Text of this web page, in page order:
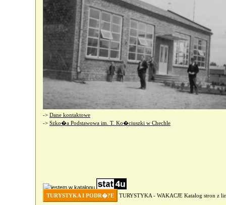
-> Dane kontaktowe
-> Szko�a Podstawowa im. T. Ko�ciuszki w Chechle
TURYSTYKA I PODR�?E TURYSTYKA - WAKACJE Katalog stron z